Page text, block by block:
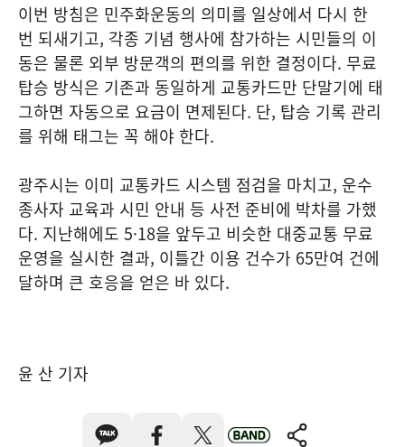
이번 방침은 민주화운동의 의미를 일상에서 다시 한
번 되새기고, 각종 기념 행사에 참가하는 시민들의 이
동은 물론 외부 방문객의 편의를 위한 결정이다. 무료
탑승 방식은 기존과 동일하게 교통카드만 단말기에 태
그하면 자동으로 요금이 면제된다. 단, 탑승 기록 관리
를 위해 태그는 꼭 해야 한다.
광주시는 이미 교통카드 시스템 점검을 마치고, 운수
종사자 교육과 시민 안내 등 사전 준비에 박차를 가했
다. 지난해에도 5·18을 앞두고 비슷한 대중교통 무료
운영을 실시한 결과, 이틀간 이용 건수가 65만여 건에
달하며 큰 호응을 얻은 바 있다.
윤 산 기자